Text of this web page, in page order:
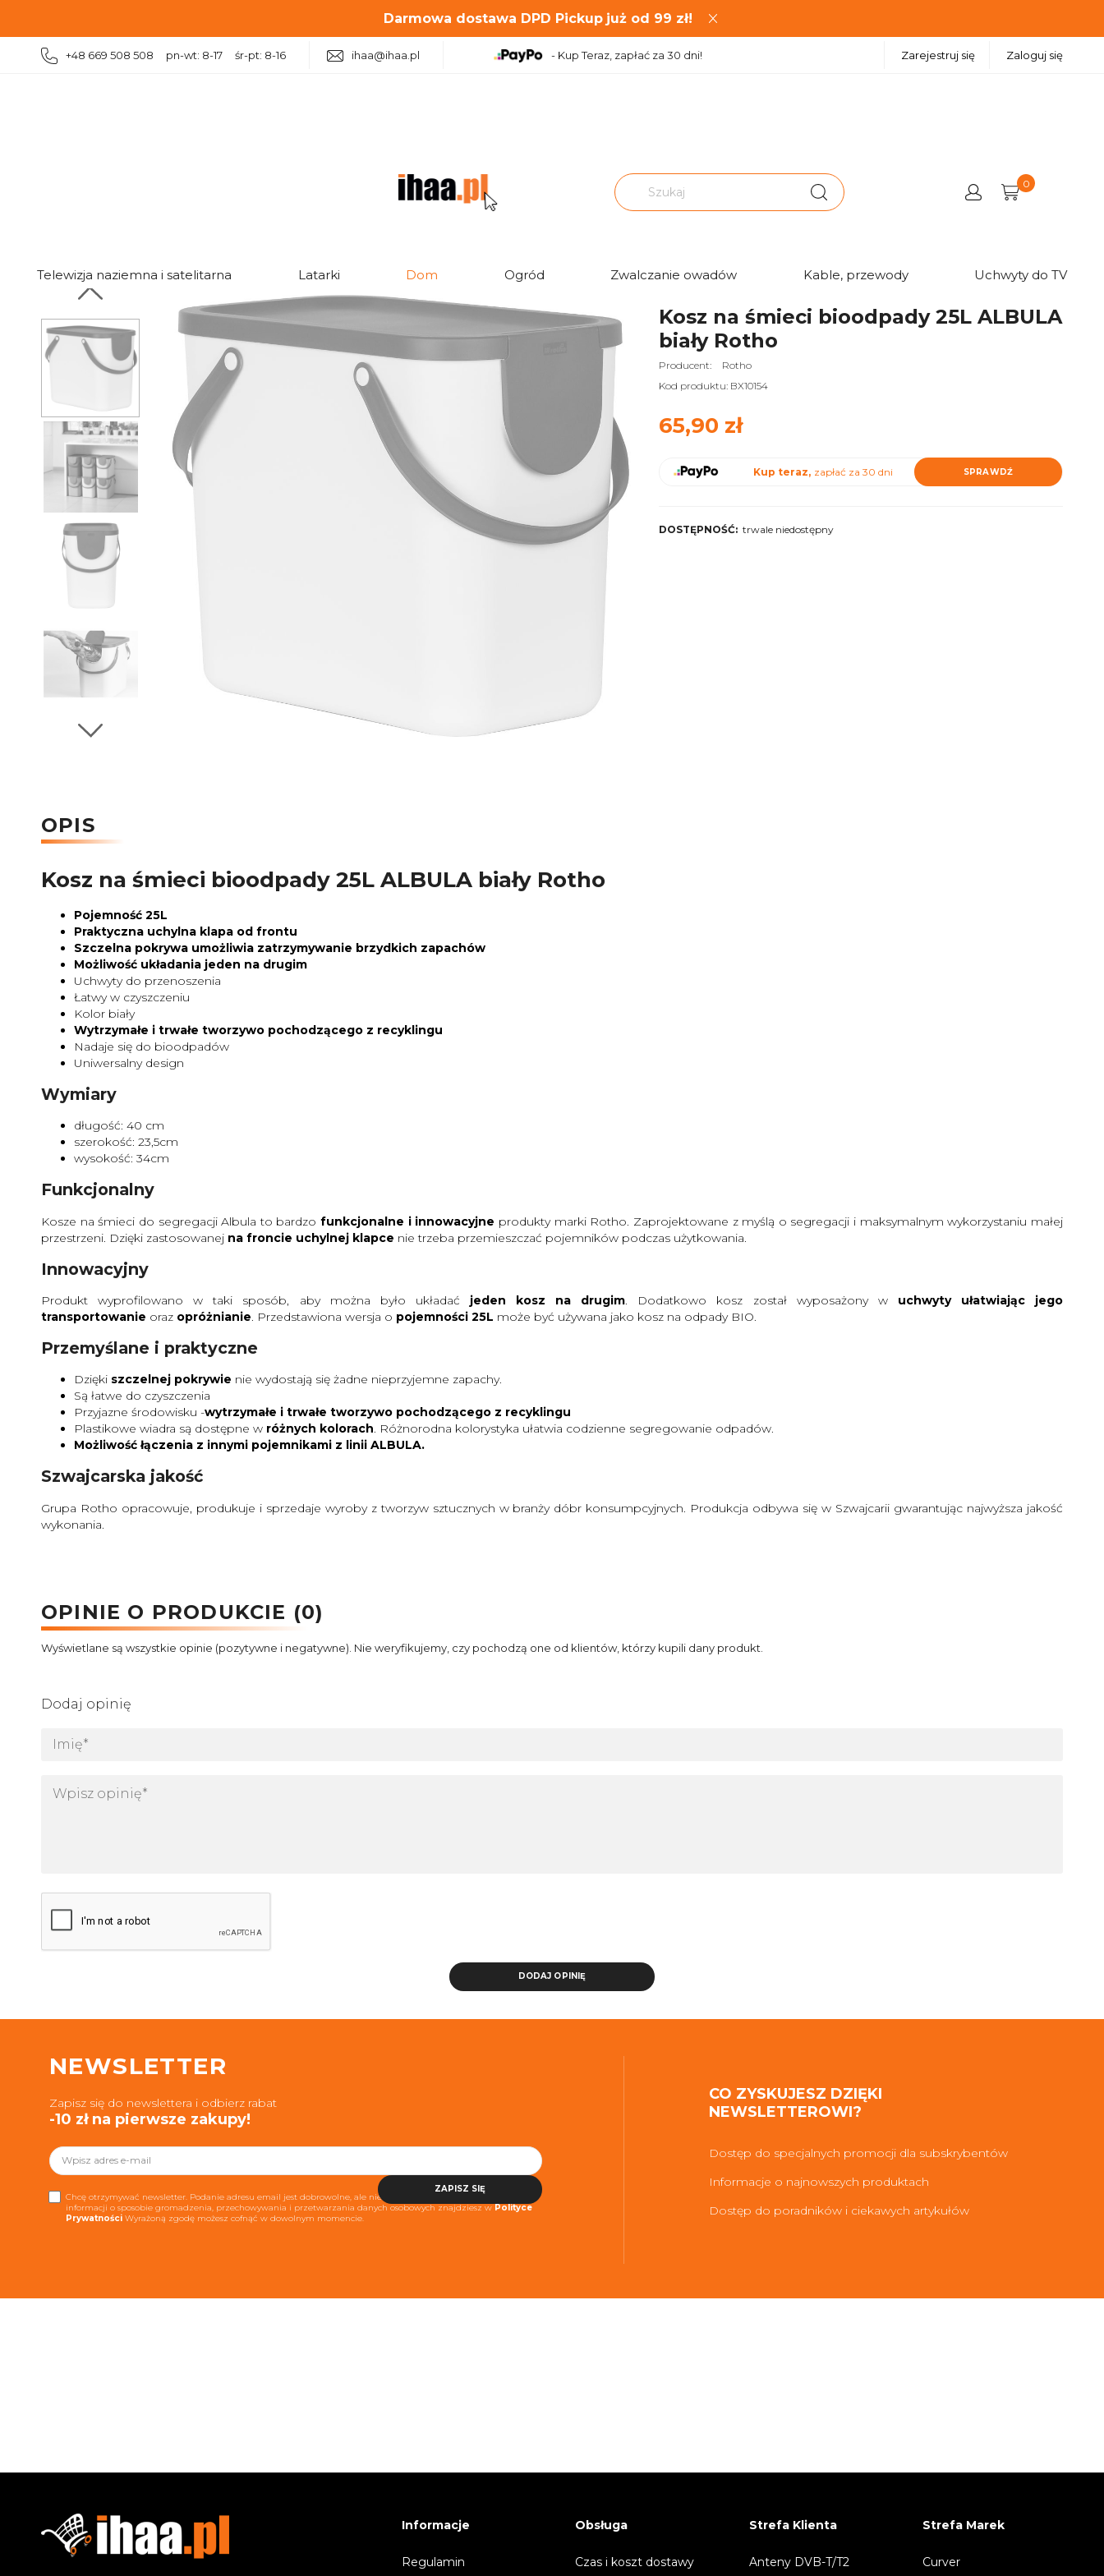
Darmowa dostawa DPD Pickup już od 99 zł!
+48 669 508 508 pn-wt: 8-17 śr-pt: 8-16 ihaa@ihaa.pl - Kup Teraz, zapłać za 30 dni! Zarejestruj się Zaloguj się
0
Telewizja naziemna i satelitarna Latarki Dom Ogród Zwalczanie owadów Kable, przewody Uchwyty do TV
Ocena:
Kosz na śmieci bioodpady 25L ALBULA
biały Rotho
Producent:
Rotho
Kod produktu: BX10154
65,90 zł
Kup teraz, zapłać za 30 dni SPRAWDŹ
DOSTĘPNOŚĆ: trwale niedostępny
OPIS
Kosz na śmieci bioodpady 25L ALBULA biały Rotho
Pojemność 25L
Praktyczna uchylna klapa od frontu
Szczelna pokrywa umożliwia zatrzymywanie brzydkich zapachów
Możliwość układania jeden na drugim
Uchwyty do przenoszenia
Łatwy w czyszczeniu
Kolor biały
Wytrzymałe i trwałe tworzywo pochodzącego z recyklingu
Nadaje się do bioodpadów
Uniwersalny design
Wymiary
długość: 40 cm
szerokość: 23,5cm
wysokość: 34cm
Funkcjonalny
Kosze na śmieci do segregacji Albula to bardzofunkcjonalne i innowacyjne produkty marki Rotho. Zaprojektowane z myślą o segregacji i maksymalnym wykorzystaniu małej
przestrzeni. Dzięki zastosowanej na froncie uchylnej klapce nie trzeba przemieszczać pojemników podczas użytkowania.
Innowacyjny
Produkt wyprofilowano w taki sposób, aby można było układać jeden kosz na drugim. Dodatkowo kosz został wyposażony w uchwyty ułatwiając jego
transportowanie oraz opróżnianie. Przedstawiona wersja o pojemności 25L może być używana jako kosz na odpady BIO.
Przemyślane i praktyczne
Dzięki szczelnej pokrywie nie wydostają się żadne nieprzyjemne zapachy.
Są łatwe do czyszczenia
Przyjazne środowisku -wytrzymałe i trwałe tworzywo pochodzącego z recyklingu
Plastikowe wiadra są dostępne w różnych kolorach. Różnorodna kolorystyka ułatwia codzienne segregowanie odpadów.
Możliwość łączenia z innymi pojemnikami z linii ALBULA.
Szwajcarska jakość
Grupa Rotho opracowuje, produkuje i sprzedaje wyroby z tworzyw sztucznych w branży dóbr konsumpcyjnych. Produkcja odbywa się w Szwajcarii gwarantując najwyższa jakość
wykonania.
OPINIE O PRODUKCIE (0)
Wyświetlane są wszystkie opinie (pozytywne i negatywne). Nie weryfikujemy, czy pochodzą one od klientów, którzy kupili dany produkt.
Dodaj opinię
DODAJ OPINIĘ
NEWSLETTER
Zapisz się do newslettera i odbierz rabat
-10 zł na pierwsze zakupy!
ZAPISZ SIĘ
Chcę otrzymywać newsletter. Podanie adresu email jest dobrowolne, ale niezbędne do realizacji usługi. Więcej
informacji o sposobie gromadzenia, przechowywania i przetwarzania danych osobowych znajdziesz wPolityce
Prywatności Wyrażoną zgodę możesz cofnąć w dowolnym momencie.
CO ZYSKUJESZ DZIĘKI
NEWSLETTEROWI?
Dostęp do specjalnych promocji dla subskrybentów
Informacje o najnowszych produktach
Dostęp do poradników i ciekawych artykułów
Informacje
Regulamin
Obsługa
Czas i koszt dostawy
Strefa Klienta
Anteny DVB-T/T2
Strefa Marek
Curver